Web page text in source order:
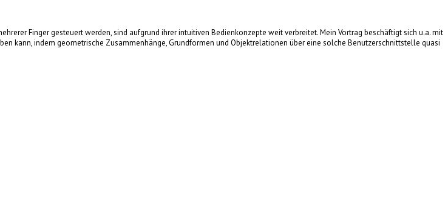
Finger gesteuert werden, sind aufgrund ihrer intuitiven Bedienkonzepte weit verbreitet. Mein Vortrag beschäftigt sich u.a. mit
kann, indem geometrische Zusammenhänge, Grundformen und Objektrelationen über eine solche Benutzerschnittstelle quasi